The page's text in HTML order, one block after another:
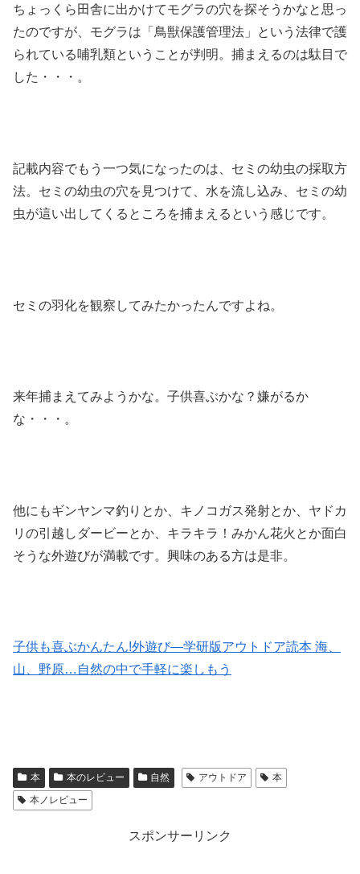
ちょっくら田舎に出かけてモグラの穴を探そうかなと思っ
たのですが、モグラは「鳥獣保護管理法」という法律で護
られている哺乳類ということが判明。捕まえるのは駄目で
した・・・。
記載内容でもう一つ気になったのは、セミの幼虫の採取方
法。セミの幼虫の穴を見つけて、水を流し込み、セミの幼
虫が這い出してくるところを捕まえるという感じです。
セミの羽化を観察してみたかったんですよね。
来年捕まえてみようかな。子供喜ぶかな？嫌がるか
な・・・。
他にもギンヤンマ釣りとか、キノコガス発射とか、ヤドカ
リの引越しダービーとか、キラキラ！みかん花火とか面白
そうな外遊びが満載です。興味のある方は是非。
子供も喜ぶかんたん!外遊び―学研版アウトドア読本 海、
山、野原…自然の中で手軽に楽しもう
本 本のレビュー 自然 アウトドア
本
本ノレビュー
スポンサーリンク